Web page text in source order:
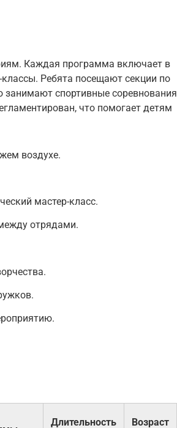
Каждая программа включает в
Ребята посещают секции по
занимают спортивные соревнования
что помогает детям
воздухе.
мастер-класс.
отрядами.
Длительность Возраст